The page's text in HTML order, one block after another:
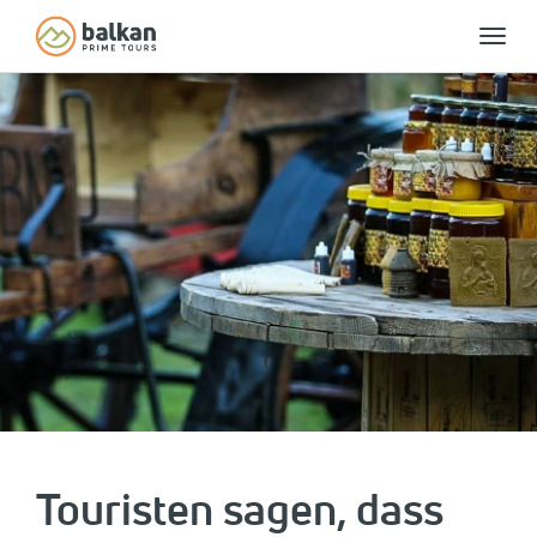
Toggle
Touristen sagen, dass